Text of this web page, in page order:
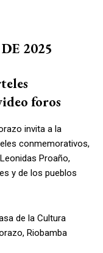
2025
foros
invita a la
conmemorativos,
Proaño,
y de los pueblos
de la Cultura
Riobamba